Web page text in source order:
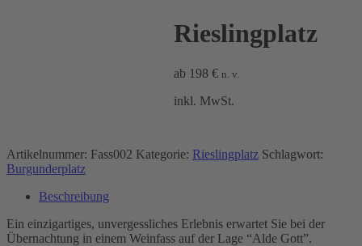
Rieslingplatz
ab 198€ n. v.
inkl. MwSt.
Artikelnummer: Fass002 Kategorie: Rieslingplatz Schlagwort:
Burgunderplatz
Beschreibung
Ein einzigartiges, unvergessliches Erlebnis erwartet Sie bei der
Übernachtung in einem Weinfass auf der Lage “Alde Gott”.